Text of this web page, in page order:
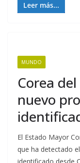
Leer más...
MUNDO
Corea
nuevo
El Estado Mayor
que ha detectado